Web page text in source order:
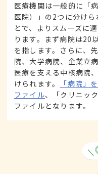
医療機関は一般的に「
医院）」の2つに分け
とで、よりスムーズに
ります。まず病院は20
を指します。さらに、
院、大学病院、企業立
医療を支える中核病院
けられます。
「病院」
ファイル、「クリニッ
ファイルとなります。